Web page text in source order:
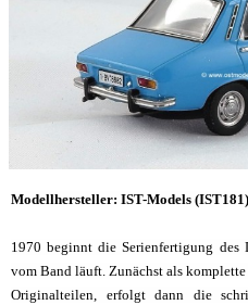
Modellhersteller: IST-Models (IST181)
1970 beginnt die Serienfertigung
vom Band läuft. Zunächst als
Originalteilen, erfolgt dann die